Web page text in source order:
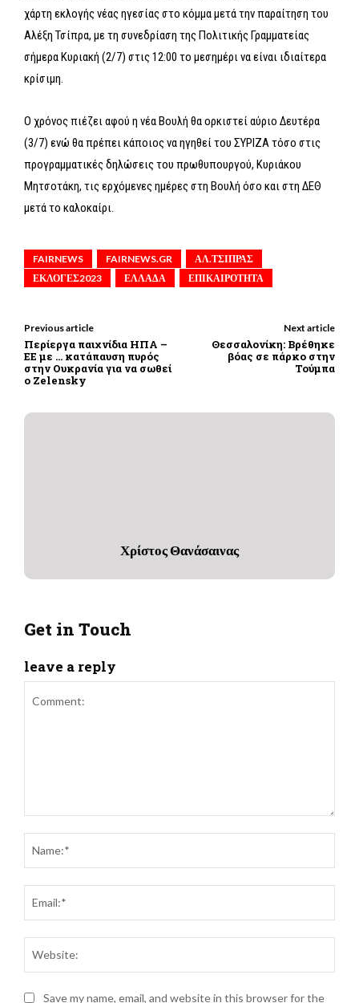
χάρτη εκλογής νέας ηγεσίας στο κόμμα μετά την παραίτηση του
Αλέξη Τσίπρα, με τη συνεδρίαση της Πολιτικής Γραμματείας
σήμερα Κυριακή (2/7) στις 12:00 το μεσημέρι να είναι ιδιαίτερα
κρίσιμη.
Ο χρόνος πιέζει αφού η νέα Βουλή θα ορκιστεί αύριο Δευτέρα
(3/7) ενώ θα πρέπει κάποιος να ηγηθεί του ΣΥΡΙΖΑ τόσο στις
προγραμματικές δηλώσεις του πρωθυπουργού, Κυριάκου
Μητσοτάκη, τις ερχόμενες ημέρες στη Βουλή όσο και στη ΔΕΘ
μετά το καλοκαίρι.
FAIRNEWS FAIRNEWS.GR
ΑΛ.ΤΣΙΠΡΑΣ
ΕΚΛΟΓΕΣ2023
ΕΛΛΑΔΑ ΕΠΙΚΑΙΡΟΤΗΤΑ
Previous article
Περίεργα παιχνίδια ΗΠΑ –
ΕΕ με … κατάπαυση πυρός
στην Ουκρανία για να σωθεί
ο Zelensky
Next article
Θεσσαλονίκη: Βρέθηκε
βόας σε πάρκο στην
Τούμπα
Χρίστος Θανάσαινας
Get in Touch
leave a reply
Save my name, email, and website in this browser for the